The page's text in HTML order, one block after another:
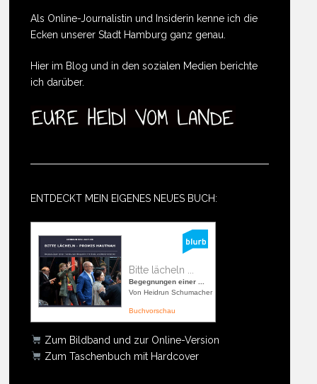
Als Online-Journalistin und Insiderin kenne ich die
Ecken unserer Stadt Hamburg ganz genau.
Hier im Blog und in den sozialen Medien berichte
ich darüber.
ENTDECKT MEIN EIGENES NEUES BUCH:
Bitte lächeln ...
Begegnungen einer ...
Von Heidrun Schumacher
Buchvorschau
Zum Bildband und zur Online-Version
Zum Taschenbuch mit Hardcover